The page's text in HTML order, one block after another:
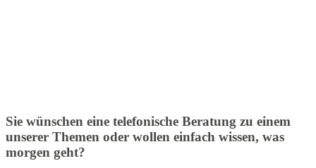
Sie wünschen eine telefonische Beratung zu einem
unserer Themen oder wollen einfach wissen, was
morgen geht?